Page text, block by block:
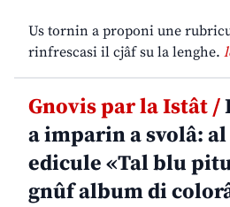
Us tornin a proponi une
rinfrescasi il cjâf su la lenghe.
Gnovis par la Istât /
a imparin a svolâ:
edicule «Tal blu
gnûf album di